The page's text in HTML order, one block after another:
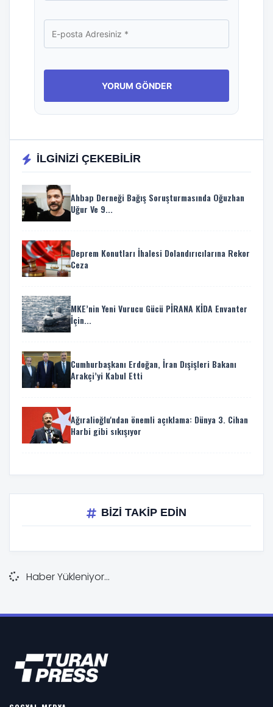
İLGİNİZİ ÇEKEBİLİR
Ahbap Derneği Bağış Soruşturmasında Oğuzhan
Uğur Ve 9...
Deprem Konutları İhalesi Dolandırıcılarına Rekor
Ceza
MKE’nin Yeni Vurucu Gücü PİRANA KİDA Envanter
İçin...
Cumhurbaşkanı Erdoğan, İran Dışişleri Bakanı
Arakçi’yi Kabul Etti
Ağıralioğlu'ndan önemli açıklama: Dünya 3. Cihan
Harbi gibi sıkışıyor
BİZİ TAKİP EDİN
Haber Yükleniyor...